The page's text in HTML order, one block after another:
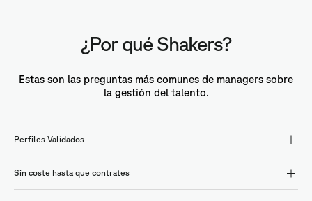
¿Por qué Shakers?
Estas son las preguntas más comunes de managers sobre
la gestión del talento.
Perfiles Validados
Sin coste hasta que contrates